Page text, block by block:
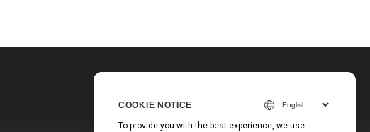
COOKIE NOTICE
To provide you with the best experience, we use